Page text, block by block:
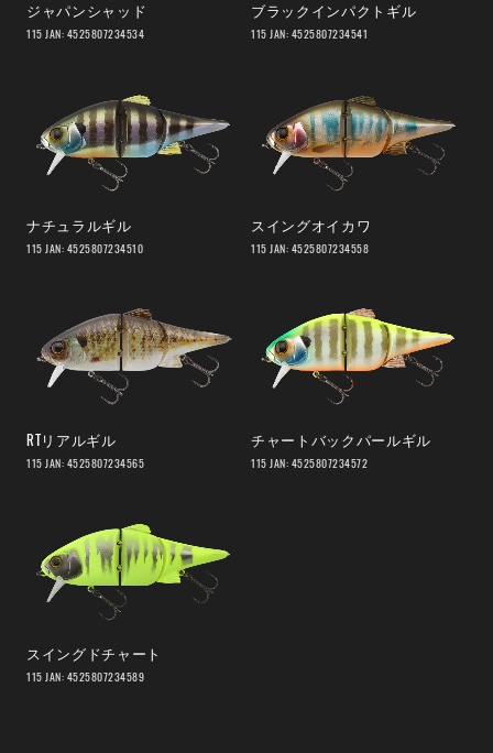
ジャパンシャッド
115 JAN: 4525807234534
ブラックインパクトギル
115 JAN: 4525807234541
ナチュラルギル
115 JAN: 4525807234510
スイングオイカワ
115 JAN: 4525807234558
RTリアルギル
115 JAN: 4525807234565
チャートバックパールギル
115 JAN: 4525807234572
スイングドチャート
115 JAN: 4525807234589